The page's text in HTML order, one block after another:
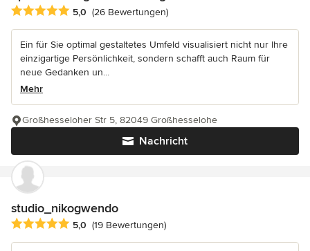
Durchschnittliche Bewertung: 5 von 5 Sternen
5,0 (26 Bewertungen)
Ein für Sie optimal gestaltetes Umfeld visualisiert nicht nur Ihre
einzigartige Persönlichkeit, sondern schafft auch Raum für
neue Gedanken un...
Mehr
Nachricht
Großhesseloher Str 5, 82049 Großhesselohe
studio_nikogwendo
Durchschnittliche Bewertung: 5 von 5 Sternen
5,0 (19 Bewertungen)